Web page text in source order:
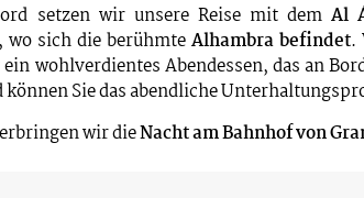
setzen wir unsere Reise mit demAl
wo sich die berühmteAlhambra befindet.
wohlverdientes Abendessen, das an
können Sie das abendliche
wir dieNacht am Bahnhof von